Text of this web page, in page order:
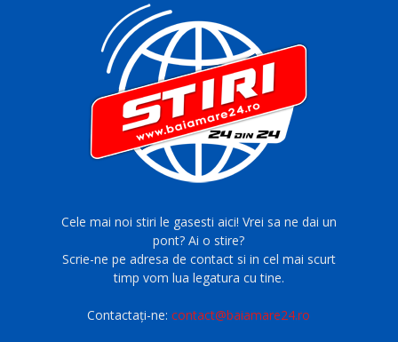
Cele mai noi stiri le gasesti aici! Vrei sa ne dai un
pont? Ai o stire?
Scrie-ne pe adresa de contact si in cel mai scurt
timp vom lua legatura cu tine.
Contactați-ne:contact@baiamare24.ro